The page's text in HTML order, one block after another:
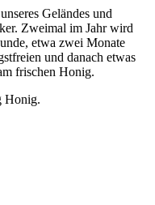
Geländes und
Zweimal im Jahr wird
etwa zwei Monate
und danach etwas
frischen Honig.
Honig.